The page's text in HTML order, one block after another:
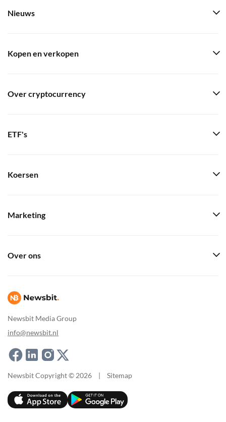
Newsbit Media Group
info@newsbit.nl
Nieuws
Kopen en verkopen
Over cryptocurrency
ETF's
Koersen
Marketing
Over ons
Newsbit Copyright © 2026 | Sitemap